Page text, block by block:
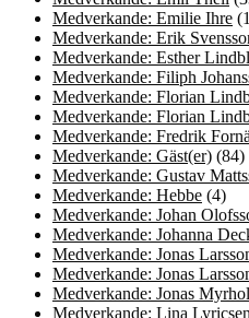
Medverkande: Emilie Ihre
Medverkande: Erik
Medverkande: Esther
Medverkande: Filiph
Medverkande: Florian
Medverkande: Florian
Medverkande: Fredrik
Medverkande: Gäst(er) (84)
Medverkande: Gustav
Medverkande: Hebbe (4)
Medverkande: Johan
Medverkande: Johanna
Medverkande: Jonas
Medverkande: Jonas
Medverkande: Jonas
Medverkande: Lina Lyricsen